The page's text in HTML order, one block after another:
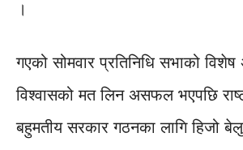
।
गएको सोमवार प्रतिनिधि सभाको
विश्वासको मत लिन असफल भएपछि
बहुमतीय सरकार गठनका लागि हिजो